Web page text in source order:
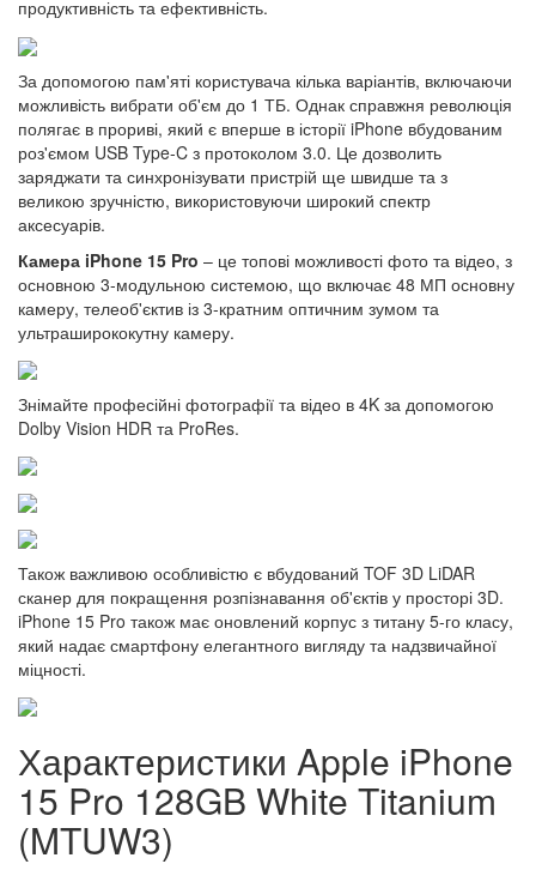
продуктивність та ефективність.
За допомогою пам'яті користувача кілька варіантів, включаючи
можливість вибрати об'єм до 1 ТБ. Однак справжня революція
полягає в прориві, який є вперше в історії iPhone вбудованим
роз'ємом USB Type-C з протоколом 3.0. Це дозволить
заряджати та синхронізувати пристрій ще швидше та з
великою зручністю, використовуючи широкий спектр
аксесуарів.
Камера iPhone 15 Pro – це топові можливості фото та відео, з
основною 3-модульною системою, що включає 48 МП основну
камеру, телеоб'єктив із 3-кратним оптичним зумом та
ультраширококутну камеру.
Знімайте професійні фотографії та відео в 4K за допомогою
Dolby Vision HDR та ProRes.
Також важливою особливістю є вбудований TOF 3D LiDAR
сканер для покращення розпізнавання об'єктів у просторі 3D.
iPhone 15 Pro також має оновлений корпус з титану 5-го класу,
який надає смартфону елегантного вигляду та надзвичайної
міцності.
Характеристики Apple iPhone
15 Pro 128GB White Titanium
(MTUW3)